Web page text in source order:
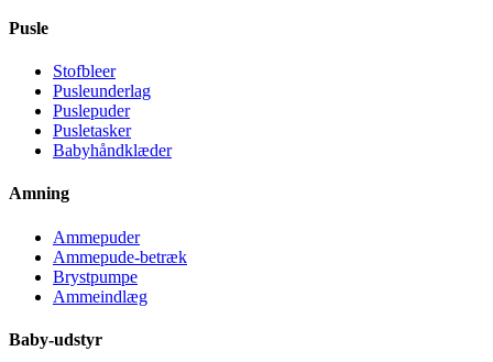
Pusle
Stofbleer
Pusleunderlag
Puslepuder
Pusletasker
Babyhåndklæder
Amning
Ammepuder
Ammepude-betræk
Brystpumpe
Ammeindlæg
Baby-udstyr